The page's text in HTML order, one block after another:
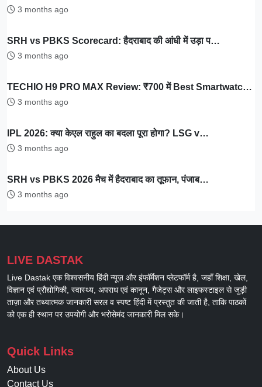
3 months ago
SRH vs PBKS Scorecard: हैदराबाद की आंधी में उड़ा प…
3 months ago
TECHIO H9 PRO MAX Review: ₹700 में Best Smartwatc…
3 months ago
IPL 2026: क्या केएल राहुल का बदला पूरा होगा? LSG v…
3 months ago
SRH vs PBKS 2026 मैच में हैदराबाद का तूफान, पंजाब…
3 months ago
LIVE DASTAK
Live Dastak एक विश्वसनीय हिंदी न्यूज़ और इंफॉर्मेशन प्लेटफॉर्म है, जहाँ शिक्षा, खेल,
विज्ञान एवं प्रौद्योगिकी, स्वास्थ्य, अपराध एवं कानून, गैजेट्स और लाइफस्टाइल से जुड़ी
ताज़ा और तथ्यात्मक जानकारी सरल व स्पष्ट हिंदी में प्रस्तुत की जाती है, ताकि पाठकों
को एक ही स्थान पर उपयोगी और भरोसेमंद जानकारी मिल सके।
Quick Links
About Us
Contact Us